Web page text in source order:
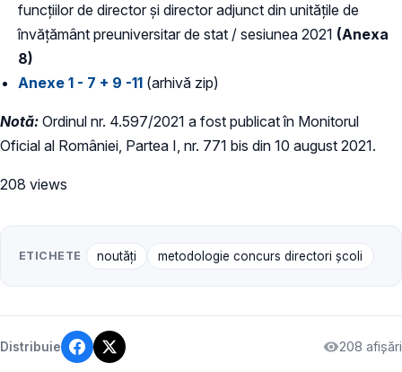
funcțiilor de director și director adjunct din unitățile de
învățământ preuniversitar de stat / sesiunea 2021 (Anexa
8)
Anexe 1 - 7 + 9 -11 (arhivă zip)
Notă: Ordinul nr. 4.597/2021 a fost publicat în Monitorul
Oficial al României, Partea I, nr. 771 bis din 10 august 2021.
208 views
ETICHETE noutăți metodologie concurs directori școli
Distribuie 208 afișări